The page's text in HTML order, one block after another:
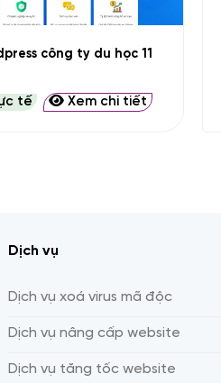
công ty du học 11
tế Xem chi tiết
Dịch vụ
Dịch vụ xoá virus mã độc
Dịch vụ nâng cấp website
Dịch vụ tăng tốc website